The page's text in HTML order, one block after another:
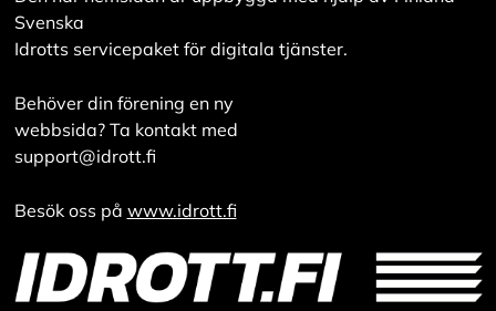
cookiepreferenser
och kan ändra dem
när som helst. Läs
mer om våra
cookies.
e
d
g
e
r
Svenska
Idrotts servicepaket för digitala tjänster.
Behöver din förening en ny
webbsida? Ta kontakt med
support@idrott.fi
Besök oss på www.idrott.fi